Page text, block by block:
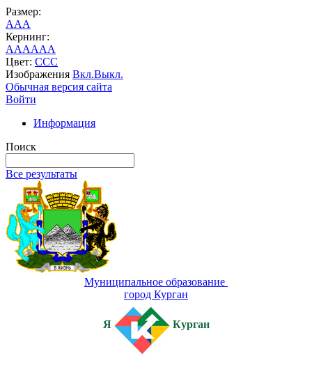
Размер:
AAA
Кернинг:
AAAAAA
Цвет: CCC
Изображения Вкл.Выкл.
Обычная версия сайта
Войти
Информация
Поиск
Все результаты
Муниципальное образование
город Курган
Я Курган